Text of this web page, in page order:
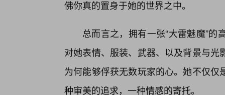
佛你真的置身于她的世界之中。
总而言之，拥有一张“大雷魅魔”
对她表情、服装、武器、以及背景与
为何能够俘获无数玩家的心。她不仅
种审美的追求，一种情感的寄托。